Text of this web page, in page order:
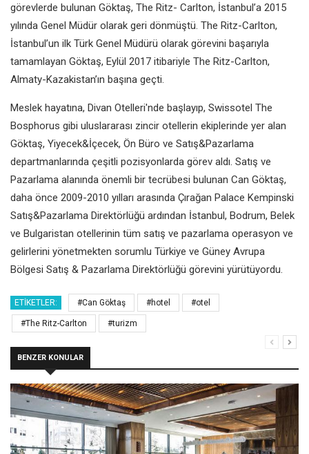
görevlerde bulunan Göktaş, The Ritz- Carlton, İstanbul’a 2015
yılında Genel Müdür olarak geri dönmüştü. The Ritz-Carlton,
İstanbul’un ilk Türk Genel Müdürü olarak görevini başarıyla
tamamlayan Göktaş, Eylül 2017 itibariyle The Ritz-Carlton,
Almaty-Kazakistan’ın başına geçti.
Meslek hayatına, Divan Otelleri'nde başlayıp, Swissotel The
Bosphorus gibi uluslararası zincir otellerin ekiplerinde yer alan
Göktaş, Yiyecek&İçecek, Ön Büro ve Satış&Pazarlama
departmanlarında çeşitli pozisyonlarda görev aldı. Satış ve
Pazarlama alanında önemli bir tecrübesi bulunan Can Göktaş,
daha önce 2009-2010 yılları arasında Çırağan Palace Kempinski
Satış&Pazarlama Direktörlüğü ardından İstanbul, Bodrum, Belek
ve Bulgaristan otellerinin tüm satış ve pazarlama operasyon ve
gelirlerini yönetmekten sorumlu Türkiye ve Güney Avrupa
Bölgesi Satış & Pazarlama Direktörlüğü görevini yürütüyordu.
ETIKETLER: #Can Göktaş #hotel #otel
#The Ritz-Carlton #turizm
BENZER KONULAR